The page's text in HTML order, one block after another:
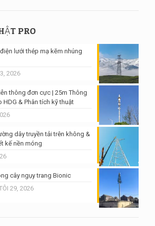
PRO
lưới thép mạ kẽm nhúng
2026
thông đơn cực | 25m Thông
HDG & Phân tích kỹ thuật
dây truyền tải trên không &
kế nền móng
cây ngụy trang Bionic
29, 2026